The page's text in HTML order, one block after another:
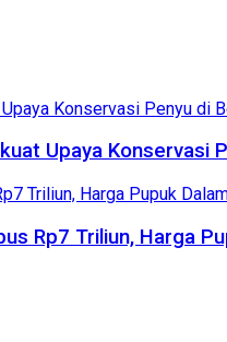
Upaya Konservasi
Rp7 Triliun, Harga